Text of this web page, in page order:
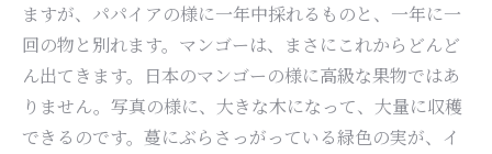
ますが、パパイアの様に一年中採れるものと、一年に一
回の物と別れます。マンゴーは、まさにこれからどんど
ん出てきます。日本のマンゴーの様に高級な果物ではあ
りません。写真の様に、大きな木になって、大量に収穫
できるのです。蔓にぶらさっがっている緑色の実が、イ